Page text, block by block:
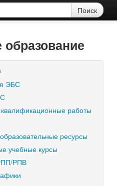
ЭБС
работы
ресурсы
учебные курсы
РПВ